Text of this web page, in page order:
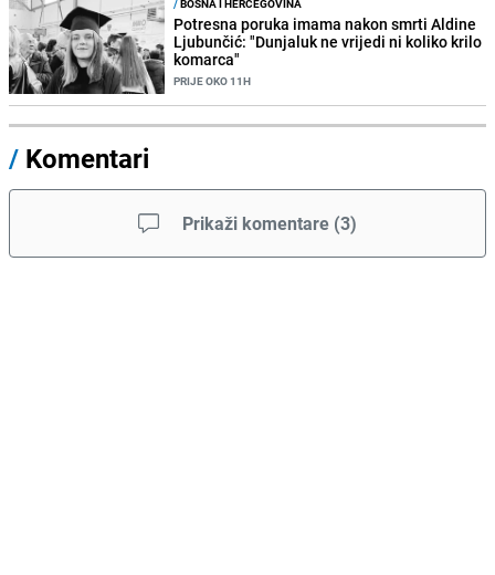
/ BOSNA I HERCEGOVINA
Potresna poruka imama nakon smrti Aldine
Ljubunčić: "Dunjaluk ne vrijedi ni koliko krilo
komarca"
PRIJE OKO 11H
/ Komentari
Prikaži komentare (3)